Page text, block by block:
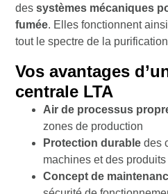
dessystèmes mécaniques
fumée. Elles fonctionnent
tout le spectre de la
Vos avantages
centrale LTA
Air de processus
zones de production
Protection durable des
machines et des produits
Concept de